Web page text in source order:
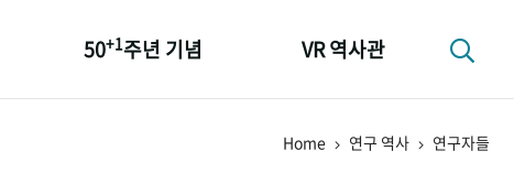
50+1주년 기념 VR 역사관
Home 연구 역사 연구자들